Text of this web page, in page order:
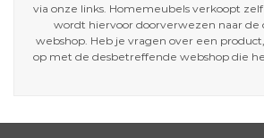
via onze links. Homemeubels verkoopt
wordt hiervoor doorverwezen naar de
webshop. Heb je vragen over een
op met de desbetreffende webshop die